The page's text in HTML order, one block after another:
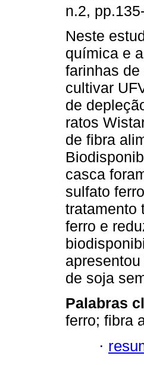
n.2,
Neste
química e
farinhas
cultivar
de
ratos
de fibra
casca
sulfato
tratamento
ferro e
de soja
Palabras
ferro; fibra
·